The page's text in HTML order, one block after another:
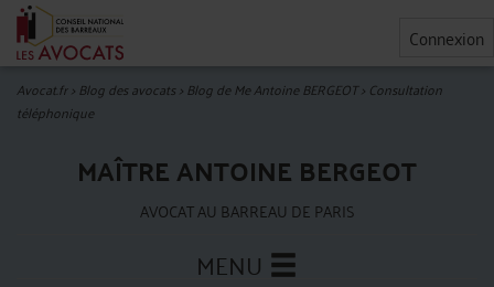
Connexion
Avocat.fr>Blog des avocats >Blog de Me Antoine BERGEOT> Consultation
téléphonique
MAÎTRE ANTOINE BERGEOT
AVOCAT AU BARREAU DE PARIS
MENU